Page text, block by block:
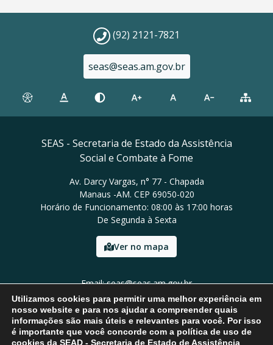
(92) 2121-7821
seas@seas.am.gov.br
SEAS - Secretaria de Estado da Assistência
Social e Combate à Fome
Av. Darcy Vargas, n° 77 - Chapada
Manaus -AM. CEP 69050-020
Horário de Funcionamento: 08:00 às 17:00 horas
De Segunda à Sexta
Ver no mapa
Email: seas@seas.am.gov.br
Tel: (92) 2121-7821
Utilizamos cookies para permitir uma melhor experiência em
nosso website e para nos ajudar a compreender quais
informações são mais úteis e relevantes para você. Por isso
é importante que você concorde com a política de uso de
cookies da SEAD - Secretaria de Estado de Assistência